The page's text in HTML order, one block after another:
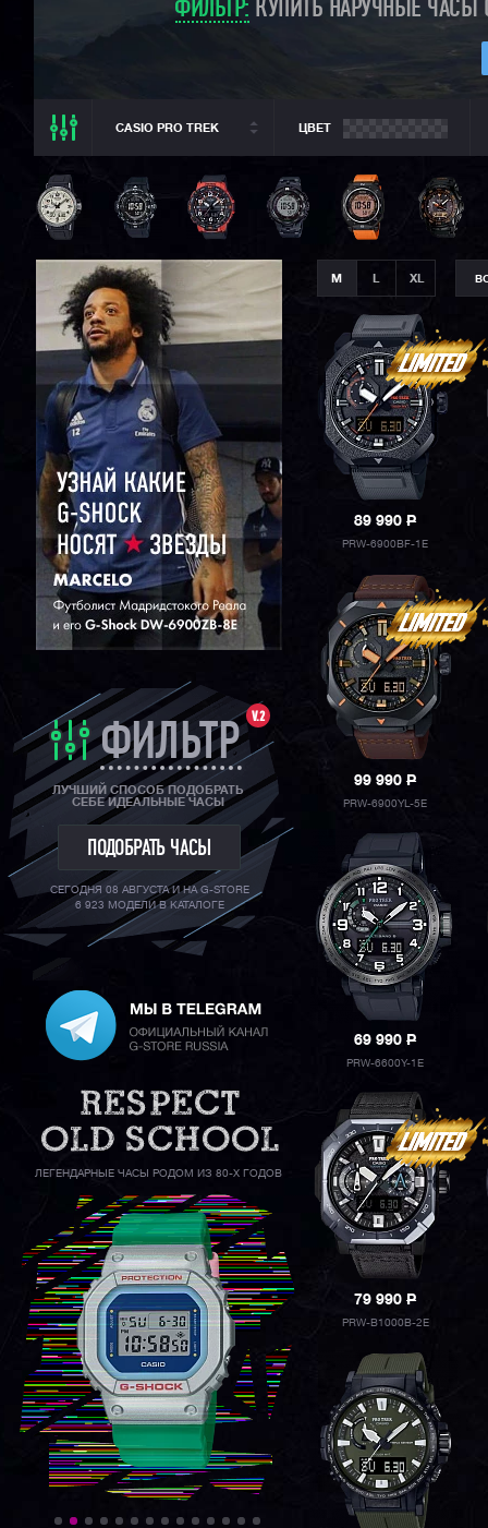
ФИЛЬТР: КУПИТЬ НАРУЧНЫЕ ЧАСЫ
CASIO PRO TREK
ВСЕ РАЗДЕЛЫ
CASIO PRO TREK
ВСЕ CASIO
CASIO G-SHOCK
CASIO BABY-G
CASIO EDIFICE
CITIZEN
SEIKO
ORIENT
ЦВЕТ
V.2
ФИЛЬТР
ЛУЧШИЙ СПОСОБ ПОДОБРАТЬ
СЕБЕ ИДЕАЛЬНЫЕ ЧАСЫ
ПОДОБРАТЬ ЧАСЫ
СЕГОДНЯ 08 АВГУСТА И НА G-STORE
6 923 МОДЕЛИ В КАТАЛОГЕ
ЛЕГЕНДАРНЫЕ ЧАСЫ РОДОМ ИЗ 80-Х ГОДОВ
M XL
89 990P
PRW-6900BF-1E
99 990P
PRW-6900YL-5E
69 990P
PRW-6600Y-1E
79 990P
PRW-B1000B-2E